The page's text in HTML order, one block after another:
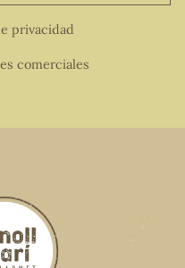
privacidad
comerciales